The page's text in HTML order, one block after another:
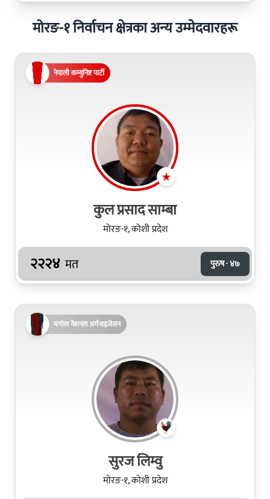
मोरङ-१ निर्वाचन क्षेत्रका अन्य उम्मेदवारहरू
नेपाली कम्युनिष्ट पार्टी
कुल प्रसाद साम्बा
मोरङ-१, कोशी प्रदेश
२२२४ मत पुरुष · ४७
मंगोल नेशनल अर्गनाइजेसन
सुरज लिम्वु
मोरङ-१, कोशी प्रदेश